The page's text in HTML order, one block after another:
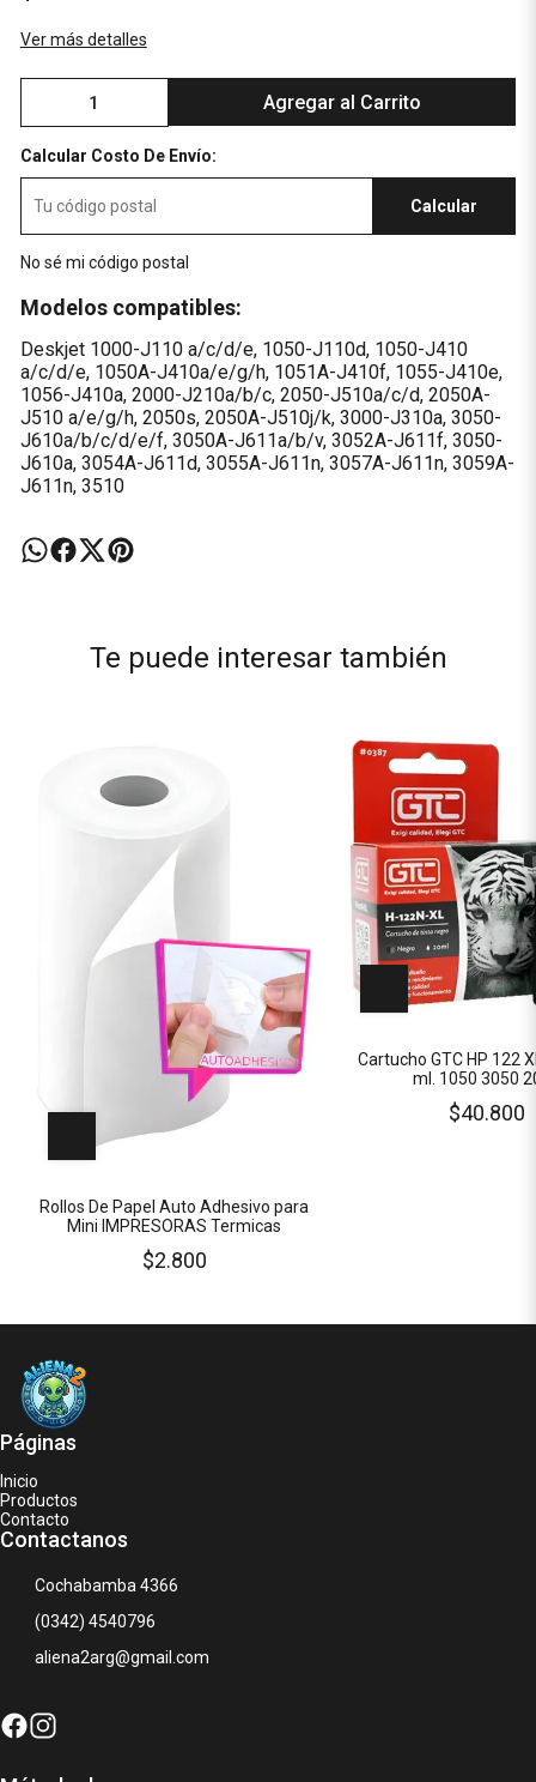
Ver más detalles
Agregar al Carrito
Calcular Costo De Envío:
Calcular
No sé mi código postal
Modelos compatibles:
Deskjet 1000-J110 a/c/d/e, 1050-J110d, 1050-J410
a/c/d/e, 1050A-J410a/e/g/h, 1051A-J410f, 1055-J410e,
1056-J410a, 2000-J210a/b/c, 2050-J510a/c/d, 2050A-
J510 a/e/g/h, 2050s, 2050A-J510j/k, 3000-J310a, 3050-
J610a/b/c/d/e/f, 3050A-J611a/b/v, 3052A-J611f, 3050-
J610a, 3054A-J611d, 3055A-J611n, 3057A-J611n, 3059A-
J611n, 3510
Te puede interesar también
Rollos De Papel Auto Adhesivo para
Mini IMPRESORAS Termicas
$2.800
Cartucho GTC HP 122
ml. 1050 3050
$40.800
Páginas
Inicio
Productos
Contacto
Contactanos
Cochabamba 4366
(0342) 4540796
aliena2arg@gmail.com